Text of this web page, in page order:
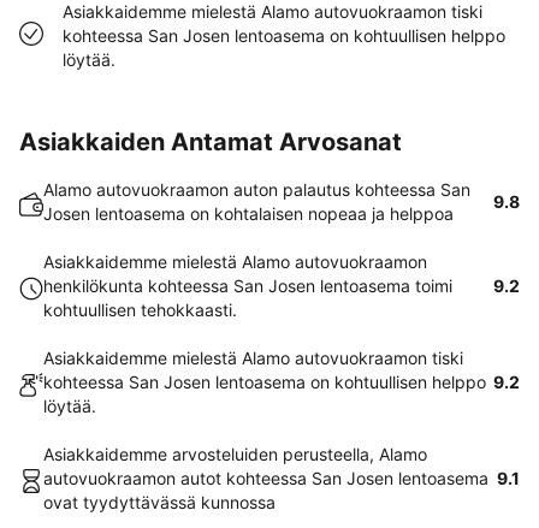
Asiakkaidemme mielestä Alamo autovuokraamon tiski
kohteessa San Josen lentoasema on kohtuullisen helppo
löytää.
Asiakkaiden Antamat Arvosanat
Alamo autovuokraamon auton palautus kohteessa San
Josen lentoasema on kohtalaisen nopeaa ja helppoa
9.8
Asiakkaidemme mielestä Alamo autovuokraamon
henkilökunta kohteessa San Josen lentoasema toimi
kohtuullisen tehokkaasti.
9.2
Asiakkaidemme mielestä Alamo autovuokraamon tiski
kohteessa San Josen lentoasema on kohtuullisen helppo
löytää.
9.2
Asiakkaidemme arvosteluiden perusteella, Alamo
autovuokraamon autot kohteessa San Josen lentoasema
ovat tyydyttävässä kunnossa
9.1